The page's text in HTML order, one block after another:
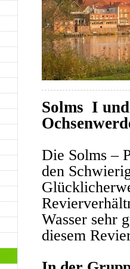
Solms I
Die Solms –
den
Wasser sehr
diesem